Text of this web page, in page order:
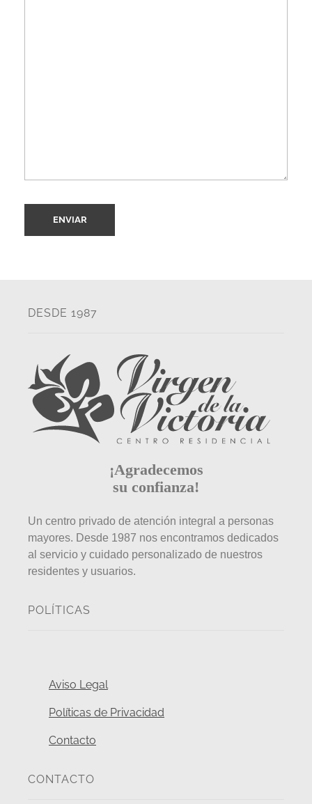
DESDE 1987
¡Agradecemos
su confianza!
Un centro privado de atención integral a personas
mayores. Desde 1987 nos encontramos dedicados
al servicio y cuidado personalizado de nuestros
residentes y usuarios.
POLÍTICAS
Aviso Legal
Políticas de Privacidad
Contacto
CONTACTO